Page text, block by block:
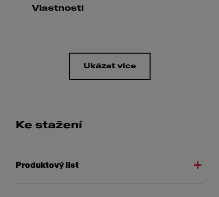
Vlastnosti
Ukázat více
Ke stažení
Produktový list